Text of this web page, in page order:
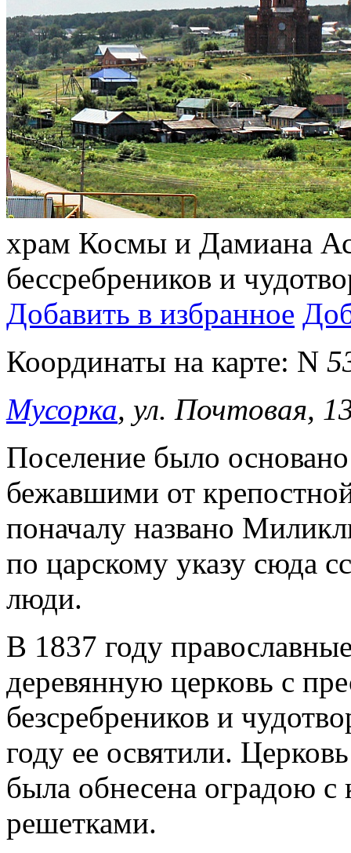
храм Космы и Дамиана
бессребреников и
Добавить в избранное
Координаты на карте: N
Мусорка, ул. Почтовая,
Поселение было
бежавшими от
поначалу названо
по царскому указу сюда
люди.
В 1837 году
деревянную церковь с
безсребреников и
году ее освятили.
была обнесена оградою
решетками.